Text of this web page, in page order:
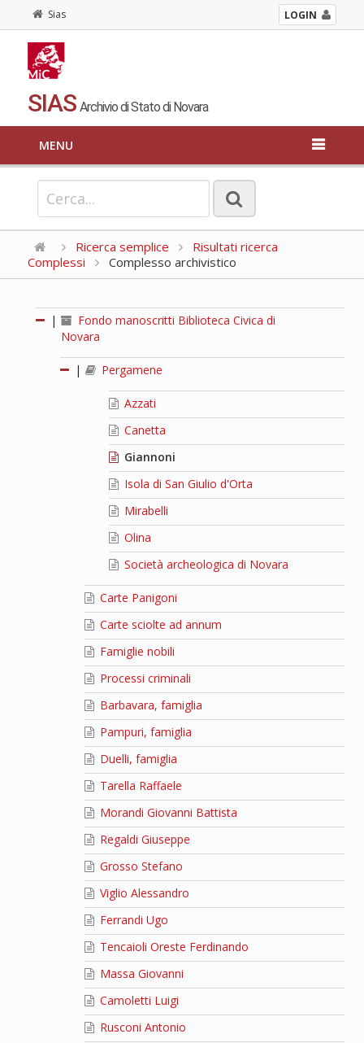
Sias LOGIN
SIAS Archivio di Stato di Novara
MENU
Ricerca semplice
Risultati ricerca
Complessi
Complesso archivistico
|
Fondo manoscritti Biblioteca Civica di
Novara
| Pergamene
Azzati
Canetta
Giannoni
Isola di San Giulio d'Orta
Mirabelli
Olina
Società archeologica di Novara
Carte Panigoni
Carte sciolte ad annum
Famiglie nobili
Processi criminali
Barbavara, famiglia
Pampuri, famiglia
Duelli, famiglia
Tarella Raffaele
Morandi Giovanni Battista
Regaldi Giuseppe
Grosso Stefano
Viglio Alessandro
Ferrandi Ugo
Tencaioli Oreste Ferdinando
Massa Giovanni
Camoletti Luigi
Rusconi Antonio